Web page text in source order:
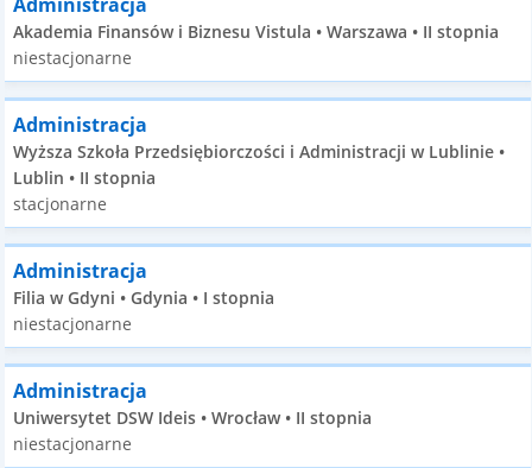
Akademia Finansów i Biznesu Vistula • Warszawa • II stopnia
niestacjonarne
Administracja
Wyższa Szkoła Przedsiębiorczości i Administracji w Lublinie •
Lublin • II stopnia
stacjonarne
Administracja
Filia w Gdyni • Gdynia • I stopnia
niestacjonarne
Administracja
Uniwersytet DSW Ideis • Wrocław • II stopnia
niestacjonarne